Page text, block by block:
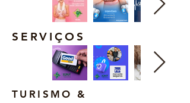
SERVIÇOS
TURISMO &